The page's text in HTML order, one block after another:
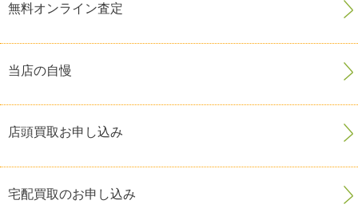
無料オンライン査定
当店の自慢
店頭買取お申し込み
宅配買取のお申し込み